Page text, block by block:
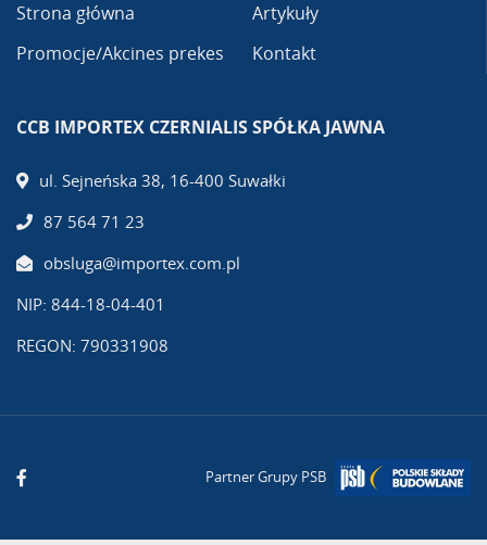
Strona główna
Promocje/Akcines prekes
Artykuły
Kontakt
CCB IMPORTEX CZERNIALIS SPÓŁKA JAWNA
ul. Sejneńska 38, 16-400 Suwałki
87 564 71 23
obsluga@importex.com.pl
NIP: 844-18-04-401
REGON: 790331908
Partner Grupy PSB